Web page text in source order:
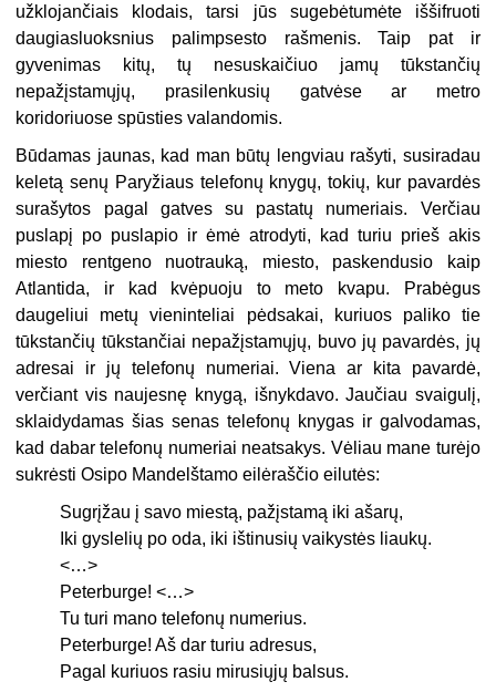
užklojančiais klodais, tarsi jūs sugebėtumėte iššifruoti
daugiasluoksnius palimpsesto rašmenis. Taip pat ir
gyvenimas kitų, tų nesuskaičiuo jamų tūkstančių
nepažįstamųjų, prasilenkusių gatvėse ar metro
koridoriuose spūsties valandomis.
Būdamas jaunas, kad man būtų lengviau rašyti, susiradau
keletą senų Paryžiaus telefonų knygų, tokių, kur pavardės
surašytos pagal gatves su pastatų numeriais. Verčiau
puslapį po puslapio ir ėmė atrodyti, kad turiu prieš akis
miesto rentgeno nuotrauką, miesto, paskendusio kaip
Atlantida, ir kad kvėpuoju to meto kvapu. Prabėgus
daugeliui metų vieninteliai pėdsakai, kuriuos paliko tie
tūkstančių tūkstančiai nepažįstamųjų, buvo jų pavardės, jų
adresai ir jų telefonų numeriai. Viena ar kita pavardė,
verčiant vis naujesnę knygą, išnykdavo. Jaučiau svaigulį,
sklaidydamas šias senas telefonų knygas ir galvodamas,
kad dabar telefonų numeriai neatsakys. Vėliau mane turėjo
sukrėsti Osipo Mandelštamo eilėraščio eilutės:
Sugrįžau į savo miestą, pažįstamą iki ašarų,
Iki gyslelių po oda, iki ištinusių vaikystės liaukų.
<…>
Peterburge! <…>
Tu turi mano telefonų numerius.
Peterburge! Aš dar turiu adresus,
Pagal kuriuos rasiu mirusiųjų balsus.